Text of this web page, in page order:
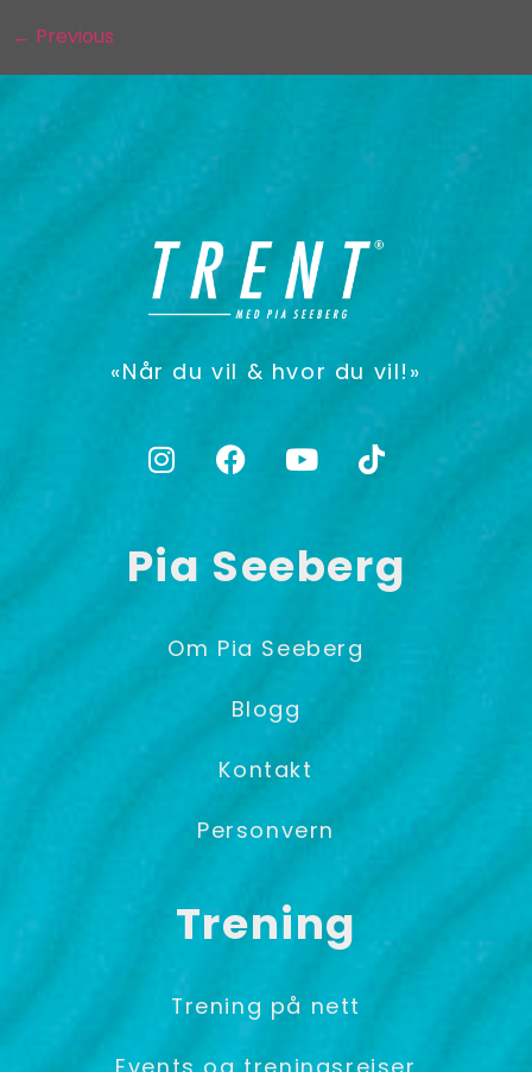
← Previous
«Når du vil & hvor du vil!»
Pia Seeberg
Om Pia Seeberg
Blogg
Kontakt
Personvern
Trening
Trening på nett